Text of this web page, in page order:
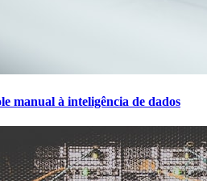
manual à inteligência de dados